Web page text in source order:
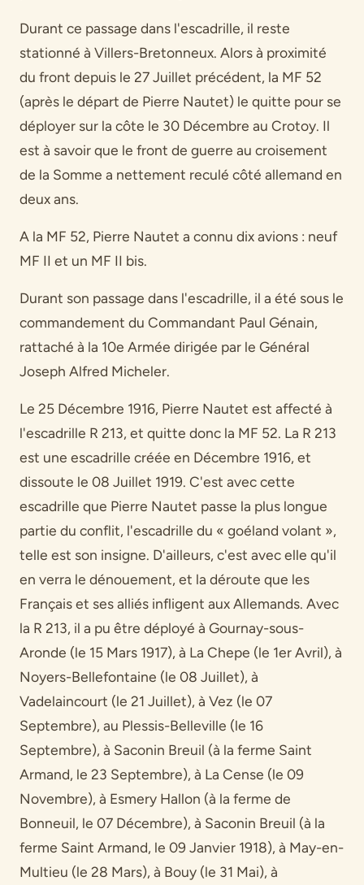
Durant ce passage dans l'escadrille, il reste
stationné à Villers-Bretonneux. Alors à proximité
du front depuis le 27 Juillet précédent, la MF 52
(après le départ de Pierre Nautet) le quitte pour se
déployer sur la côte le 30 Décembre au Crotoy. Il
est à savoir que le front de guerre au croisement
de la Somme a nettement reculé côté allemand en
deux ans.
A la MF 52, Pierre Nautet a connu dix avions : neuf
MF II et un MF II bis.
Durant son passage dans l'escadrille, il a été sous le
commandement du Commandant Paul Génain,
rattaché à la 10e Armée dirigée par le Général
Joseph Alfred Micheler.
Le 25 Décembre 1916, Pierre Nautet est affecté à
l'escadrille R 213, et quitte donc la MF 52. La R 213
est une escadrille créée en Décembre 1916, et
dissoute le 08 Juillet 1919. C'est avec cette
escadrille que Pierre Nautet passe la plus longue
partie du conflit, l'escadrille du « goéland volant »,
telle est son insigne. D'ailleurs, c'est avec elle qu'il
en verra le dénouement, et la déroute que les
Français et ses alliés infligent aux Allemands. Avec
la R 213, il a pu être déployé à Gournay-sous-
Aronde (le 15 Mars 1917), à La Chepe (le 1er Avril), à
Noyers-Bellefontaine (le 08 Juillet), à
Vadelaincourt (le 21 Juillet), à Vez (le 07
Septembre), au Plessis-Belleville (le 16
Septembre), à Saconin Breuil (à la ferme Saint
Armand, le 23 Septembre), à La Cense (le 09
Novembre), à Esmery Hallon (à la ferme de
Bonneuil, le 07 Décembre), à Saconin Breuil (à la
ferme Saint Armand, le 09 Janvier 1918), à May-en-
Multieu (le 28 Mars), à Bouy (le 31 Mai), à